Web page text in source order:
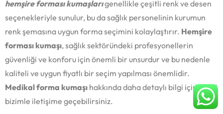
hemşire forması kumaşlarıgenellikle çeşitli renk ve desen
seçenekleriyle sunulur, bu da sağlık personelinin kurumun
renk şemasına uygun forma seçimini kolaylaştırır. Hemşire
forması kumaşı, sağlık sektöründeki profesyonellerin
güvenliği ve konforu için önemli bir unsurdur ve bu nedenle
kaliteli ve uygun fiyatlı bir seçim yapılması önemlidir.
Medikal forma kumaşı hakkında daha detaylı bilgi için şimdi
bizimle iletişime geçebilirsiniz.